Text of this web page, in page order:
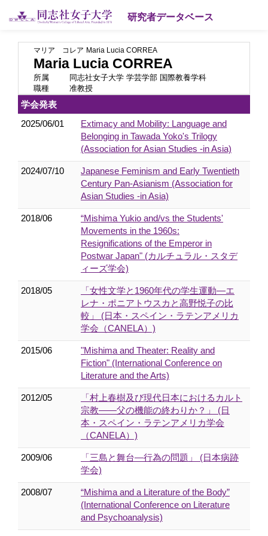
研究者データベース
マリア コレア Maria Lucia CORREA
Maria Lucia CORREA
所属
同志社女子大学 学芸学部 国際教養学科
職種
准教授
学会発表
2025/06/01
Extimacy and Mobility: Language and
Belonging in Tawada Yoko's Trilogy
(Association for Asian Studies -in Asia)
2024/07/10
Japanese Feminism and Early Twentieth
Century Pan-Asianism (Association for
Asian Studies -in Asia)
2018/06
“Mishima Yukio and/vs the Students'
Movements in the 1960s:
Resignifications of the Emperor in
Postwar Japan" (カルチュラル・スタデ
ィーズ学会)
2018/05
「女性文学と1960年代の学生運動―エ
レナ・ポニアトウスカと高野悦子の比
較」 (日本・スペイン・ラテンアメリカ
学会（CANELA）)
2015/06
"Mishima and Theater: Reality and
Fiction" (International Conference on
Literature and the Arts)
2012/05
「村上春樹及び現代日本におけるカルト
宗教――父の機能の終わりか？」 (日
本・スペイン・ラテンアメリカ学会
（CANELA）)
2009/06
「三島と舞台―行為の問題」 (日本病跡
学会)
2008/07
“Mishima and a Literature of the Body”
(International Conference on Literature
and Psychoanalysis)